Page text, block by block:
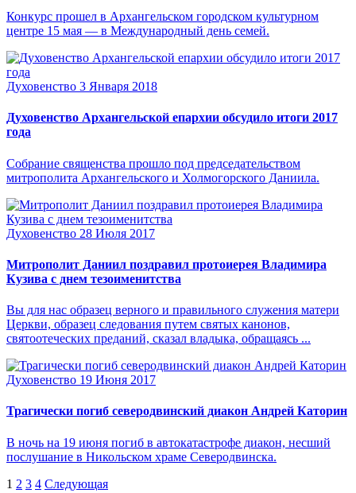
Конкурс прошел в Архангельском городском культурном
центре 15 мая — в Международный день семей.
Духовенство 3 Января 2018
Духовенство Архангельской епархии обсудило итоги 2017
года
Собрание священства прошло под председательством
митрополита Архангельского и Холмогорского Даниила.
Духовенство 28 Июля 2017
Митрополит Даниил поздравил протоиерея Владимира
Кузива с днем тезоименитства
Вы для нас образец верного и правильного служения матери
Церкви, образец следования путем святых канонов,
святоотеческих преданий, сказал владыка, обращаясь ...
Духовенство 19 Июня 2017
Трагически погиб северодвинский диакон Андрей Каторин
В ночь на 19 июня погиб в автокатастрофе диакон, несший
послушание в Никольском храме Северодвинска.
1 2 3 4 Следующая